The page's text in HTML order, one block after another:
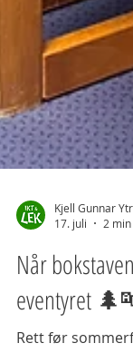
17. juli
2
Når
eventyret